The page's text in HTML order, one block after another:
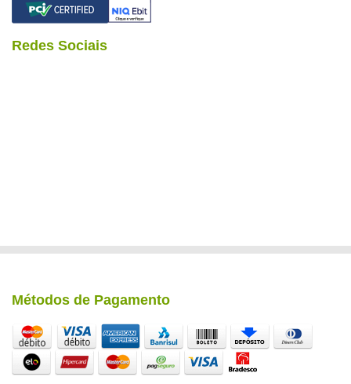
Redes Sociais
Métodos de Pagamento